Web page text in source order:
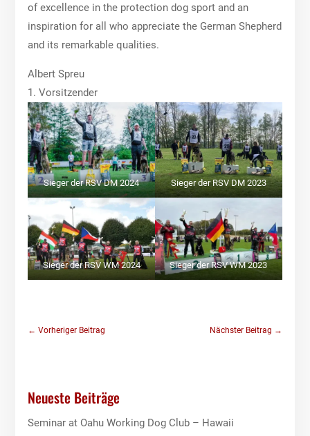
of excellence in the protection dog sport and an
inspiration for all who appreciate the German Shepherd
and its remarkable qualities.
Albert Spreu
1. Vorsitzender
Sieger der RSV DM 2024 Sieger der RSV DM 2023
Sieger der RSV WM 2024 Sieger der RSV WM 2023
←Vorheriger Beitrag Nächster Beitrag →
Neueste Beiträge
Seminar at Oahu Working Dog Club – Hawaii